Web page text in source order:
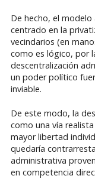
De hecho, el
centrado en la
vecindarios (en
como es lógico, por
descentralización
un poder político
inviable.
De este modo, la
como una vía
mayor libertad
quedaría
administrativa
en competencia